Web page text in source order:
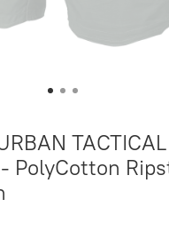
TACTICAL
PolyCotton